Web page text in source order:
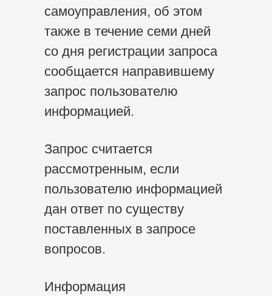
самоуправления, об этом
также в течение семи дней
со дня регистрации запроса
сообщается направившему
запрос пользователю
информацией.
Запрос считается
рассмотренным, если
пользователю информацией
дан ответ по существу
поставленных в запросе
вопросов.
Информация